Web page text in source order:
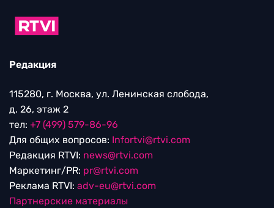
Редакция
115280, г. Москва, ул. Ленинская слобода,
д. 26, этаж 2
тел: +7 (499) 579-86-96
Для общих вопросов: Infortvi@rtvi.com
Редакция RTVI: news@rtvi.com
Маркетинг/PR: pr@rtvi.com
Реклама RTVI: adv-eu@rtvi.com
Партнерские материалы